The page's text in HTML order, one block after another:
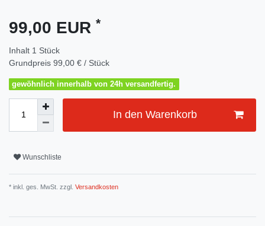
99,00 EUR *
Inhalt 1 Stück
Grundpreis 99,00 € / Stück
gewöhnlich innerhalb von 24h versandfertig.
In den Warenkorb
Wunschliste
* inkl. ges. MwSt. zzgl. Versandkosten